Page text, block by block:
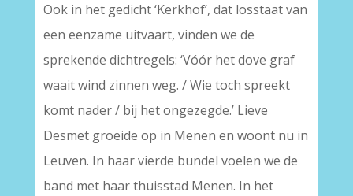
Ook in het gedicht ‘Kerkhof’, dat losstaat van
een eenzame uitvaart, vinden we de
sprekende dichtregels: ‘Vóór het dove graf
waait wind zinnen weg. / Wie toch spreekt
komt nader / bij het ongezegde.’ Lieve
Desmet groeide op in Menen en woont nu in
Leuven. In haar vierde bundel voelen we de
band met haar thuisstad Menen. In het